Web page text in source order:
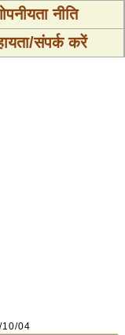
नीति
संपर्क करें
04